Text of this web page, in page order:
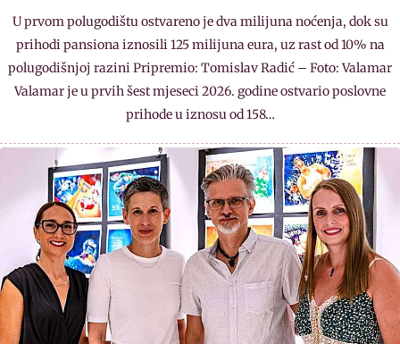
U prvom polugodištu ostvareno je dva milijuna noćenja, dok su
prihodi pansiona iznosili 125 milijuna eura, uz rast od 10% na
polugodišnjoj razini Pripremio: Tomislav Radić – Foto: Valamar
Valamar je u prvih šest mjeseci 2026. godine ostvario poslovne
prihode u iznosu od 158…